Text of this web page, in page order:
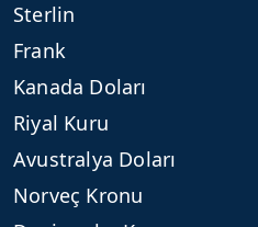
Sterlin
Frank
Kanada Doları
Riyal Kuru
Avustralya Doları
Norveç Kronu